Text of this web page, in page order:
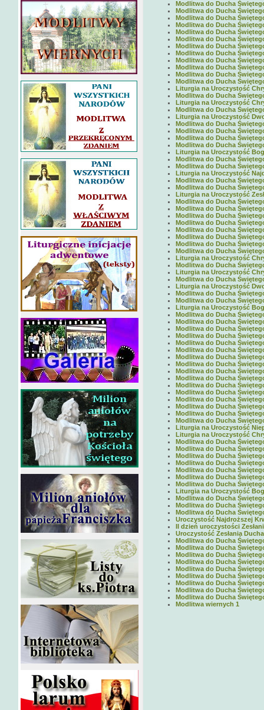
Modlitwa do Ducha
Modlitwa do Ducha
Modlitwa do Ducha
Modlitwa do Ducha
Modlitwa do Ducha
Modlitwa do Ducha
Modlitwa do Ducha
Modlitwa do Ducha
Modlitwa do Ducha
Modlitwa do Ducha
Modlitwa do Ducha
Modlitwa do Ducha
Liturgia na Uroczystość
Modlitwa do Ducha
Liturgia na Uroczystość
Modlitwa do Ducha
Liturgia na Uroczystość
Modlitwa do Ducha
Modlitwa do Ducha
Modlitwa do Ducha
Modlitwa do Ducha
Liturgia na Uroczystość
Modlitwa do Ducha
Modlitwa do Ducha
Liturgia na Uroczystość
Modlitwa do Ducha
Modlitwa do Ducha
Liturgia na Uroczystość
Modlitwa do Ducha
Modlitwa do Ducha
Modlitwa do Ducha
Modlitwa do Ducha
Modlitwa do Ducha
Modlitwa do Ducha
Modlitwa do Ducha
Modlitwa do Ducha
Liturgia na Uroczystość
Modlitwa do Ducha
Liturgia na Uroczystość
Modlitwa do Ducha
Liturgia na Uroczystość
Modlitwa do Ducha
Modlitwa do Ducha
Liturgia na Uroczystość
Modlitwa do Ducha
Modlitwa do Ducha
Modlitwa do Ducha
Modlitwa do Ducha
Modlitwa do Ducha
Modlitwa do Ducha
Modlitwa do Ducha
Modlitwa do Ducha
Modlitwa do Ducha
Modlitwa do Ducha
Modlitwa do Ducha
Modlitwa do Ducha
Modlitwa do Ducha
Modlitwa do Ducha
Modlitwa do Ducha
Modlitwa do Ducha
Liturgia na Uroczystość
Liturgia na Uroczystość
Modlitwa do Ducha
Modlitwa do Ducha
Modlitwa do Ducha
Modlitwa do Ducha
Modlitwa do Ducha
Modlitwa do Ducha
Modlitwa do Ducha
Liturgia na Uroczystość
Modlitwa do Ducha
Modlitwa do Ducha
Modlitwa do Ducha
Uroczystość Najdroższej
II dzień uroczystości
Uroczystość Zesłania
Modlitwa do Ducha
Modlitwa do Ducha
Modlitwa do Ducha
Modlitwa do Ducha
Modlitwa do Ducha
Modlitwa do Ducha
Modlitwa do Ducha
Modlitwa do Ducha
Modlitwa do Ducha
Modlitwa wiernych 1